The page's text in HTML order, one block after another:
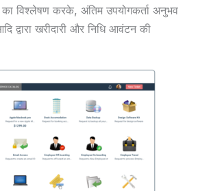
का विश्लेषण करके, अंतिम उपयोगकर्ता अनुभव
द्वारा खरीदारी और निधि आवंटन की